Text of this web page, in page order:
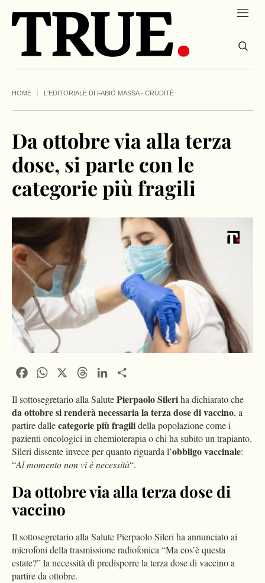
HOME L'EDITORIALE DI FABIO MASSA - CRUDITÈ
Da ottobre via alla terza
dose, si parte con le
categorie più fragili
FacebookWhatsApp ThreadsLinkedIn
Il sottosegretario alla SalutePierpaolo Sileriha dichiarato che
da ottobre si renderà necessaria la terza dose di vaccino, a
partire dallecategorie più fragilidella popolazione come i
pazienti oncologici in chemioterapia o chi ha subito un trapianto.
Sileri dissente invece per quanto riguarda l’obbligo vaccinale:
“Al momento non vi è necessità“.
Da ottobre via alla terza dose di
vaccino
Il sottosegretario alla Salute Pierpaolo Sileri ha annunciato ai
microfoni della trasmissione radiofonica “Ma cos’è questa
estate?” la necessità di predisporre la terza dose di vaccino a
partire da ottobre.